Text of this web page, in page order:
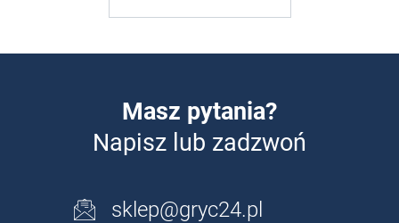
Masz pytania?
Napisz lub zadzwoń
sklep@gryc24.pl